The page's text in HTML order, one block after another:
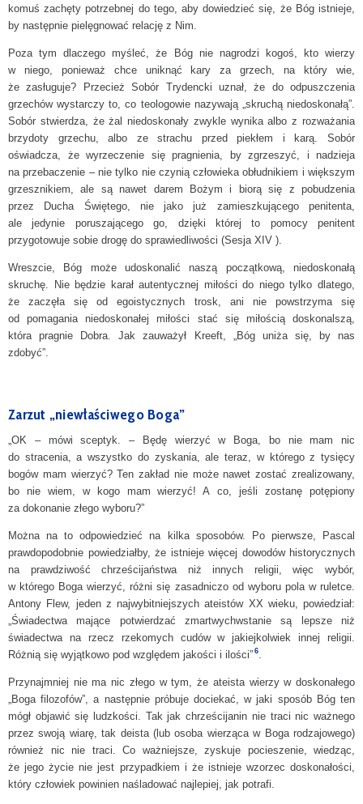
komuś zachęty potrzebnej do tego, aby dowiedzieć się, że Bóg istnieje,
by następnie pielęgnować relację z Nim.
Poza tym dlaczego myśleć, że Bóg nie nagrodzi kogoś, kto wierzy
w niego, ponieważ chce uniknąć kary za grzech, na który wie,
że zasługuje? Przecież Sobór Trydencki uznał, że do odpuszczenia
grzechów wystarczy to, co teologowie nazywają „skruchą niedoskonałą”.
Sobór stwierdza, że żal niedoskonały zwykle wynika albo z rozważania
brzydoty grzechu, albo ze strachu przed piekłem i karą. Sobór
oświadcza, że wyrzeczenie się pragnienia, by zgrzeszyć, i nadzieja
na przebaczenie – nie tylko nie czynią człowieka obłudnikiem i większym
grzesznikiem, ale są nawet darem Bożym i biorą się z pobudzenia
przez Ducha Świętego, nie jako już zamieszkującego penitenta,
ale jedynie poruszającego go, dzięki której to pomocy penitent
przygotowuje sobie drogę do sprawiedliwości (Sesja XIV ).
Wreszcie, Bóg może udoskonalić naszą początkową, niedoskonałą
skruchę. Nie będzie karał autentycznej miłości do niego tylko dlatego,
że zaczęła się od egoistycznych trosk, ani nie powstrzyma się
od pomagania niedoskonałej miłości stać się miłością doskonalszą,
która pragnie Dobra. Jak zauważył Kreeft, „Bóg uniża się, by nas
zdobyć”.
Zarzut „niewłaściwego Boga”
„OK – mówi sceptyk. – Będę wierzyć w Boga, bo nie mam nic
do stracenia, a wszystko do zyskania, ale teraz, w którego z tysięcy
bogów mam wierzyć? Ten zakład nie może nawet zostać zrealizowany,
bo nie wiem, w kogo mam wierzyć! A co, jeśli zostanę potępiony
za dokonanie złego wyboru?”
Można na to odpowiedzieć na kilka sposobów. Po pierwsze, Pascal
prawdopodobnie powiedziałby, że istnieje więcej dowodów historycznych
na prawdziwość chrześcijaństwa niż innych religii, więc wybór,
w którego Boga wierzyć, różni się zasadniczo od wyboru pola w ruletce.
Antony Flew, jeden z najwybitniejszych ateistów XX wieku, powiedział:
„Świadectwa mające potwierdzać zmartwychwstanie są lepsze niż
świadectwa na rzecz rzekomych cudów w jakiejkolwiek innej religii.
Różnią się wyjątkowo pod względem jakości i ilości” 6.
Przynajmniej nie ma nic złego w tym, że ateista wierzy w doskonałego
„Boga filozofów”, a następnie próbuje dociekać, w jaki sposób Bóg ten
mógł objawić się ludzkości. Tak jak chrześcijanin nie traci nic ważnego
przez swoją wiarę, tak deista (lub osoba wierząca w Boga rodzajowego)
również nic nie traci. Co ważniejsze, zyskuje pocieszenie, wiedząc,
że jego życie nie jest przypadkiem i że istnieje wzorzec doskonałości,
który człowiek powinien naśladować najlepiej, jak potrafi.